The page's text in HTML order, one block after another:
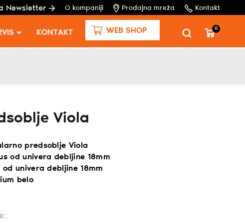
Newsletter O kompaniji Prodajna mreža Kontakt
KONTAKT WEB SHOP 0
Viola
predsoblje Viola
od univera debljine 18mm
od univera debljine 18mm
belo